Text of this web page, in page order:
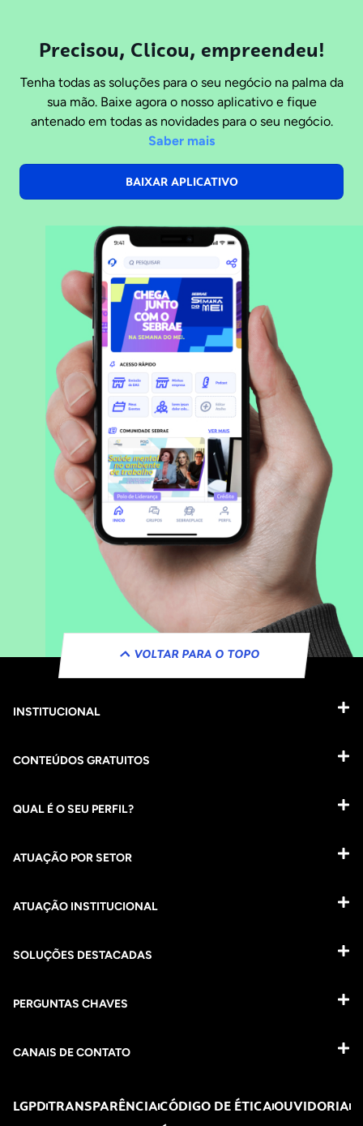
Precisou, Clicou, empreendeu!
Tenha todas as soluções para o seu negócio na palma da
sua mão. Baixe agora o nosso aplicativo e fique
antenado em todas as novidades para o seu negócio.
Saber mais
BAIXAR APLICATIVO
VOLTAR PARA O TOPO
INSTITUCIONAL
CONTEÚDOS GRATUITOS
QUAL É O SEU PERFIL?
ATUAÇÃO POR SETOR
ATUAÇÃO INSTITUCIONAL
SOLUÇÕES DESTACADAS
PERGUNTAS CHAVES​
CANAIS DE CONTATO
LGPDTRANSPARÊNCIACÓDIGO DE ÉTICAOUVIDORIA